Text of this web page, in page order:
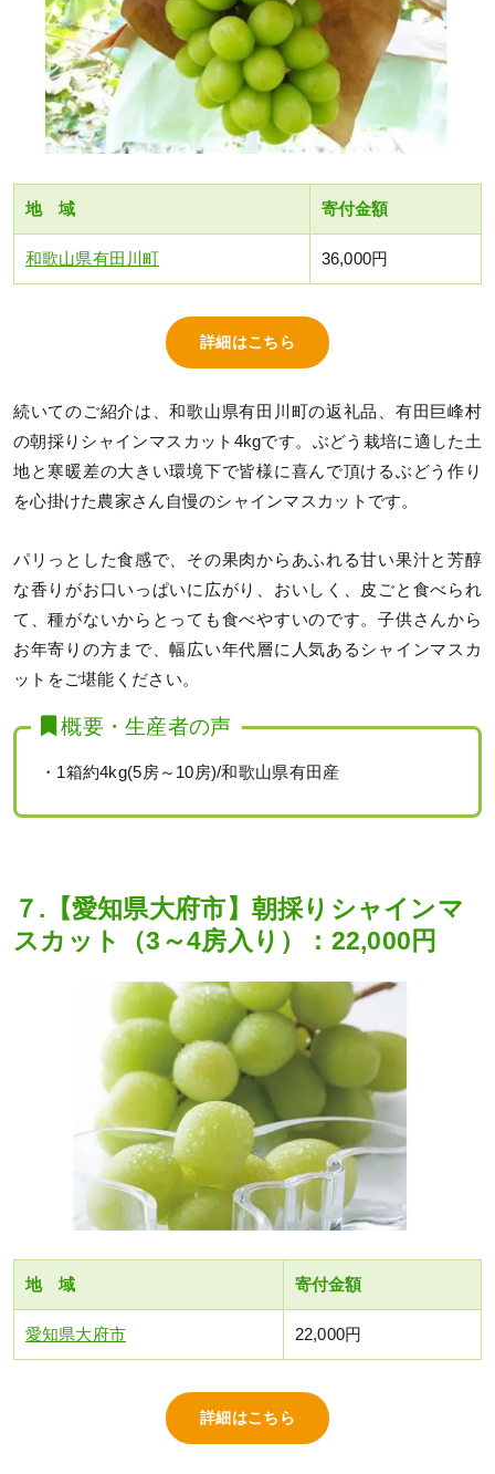
地 域 寄付金額
和歌山県有田川町 36,000円
詳細はこちら
続いてのご紹介は、和歌山県有田川町の返礼品、有田巨峰村
の朝採りシャインマスカット4kgです。ぶどう栽培に適した土
地と寒暖差の大きい環境下で皆様に喜んで頂けるぶどう作り
を心掛けた農家さん自慢のシャインマスカットです。
パリっとした食感で、その果肉からあふれる甘い果汁と芳醇
な香りがお口いっぱいに広がり、おいしく、皮ごと食べられ
て、種がないからとっても食べやすいのです。子供さんから
お年寄りの方まで、幅広い年代層に人気あるシャインマスカ
ットをご堪能ください。
概要・生産者の声
・1箱約4kg(5房～10房)/和歌山県有田産
７.【愛知県大府市】朝採りシャインマ
スカット（3～4房入り）：22,000円
地 域 寄付金額
愛知県大府市 22,000円
詳細はこちら